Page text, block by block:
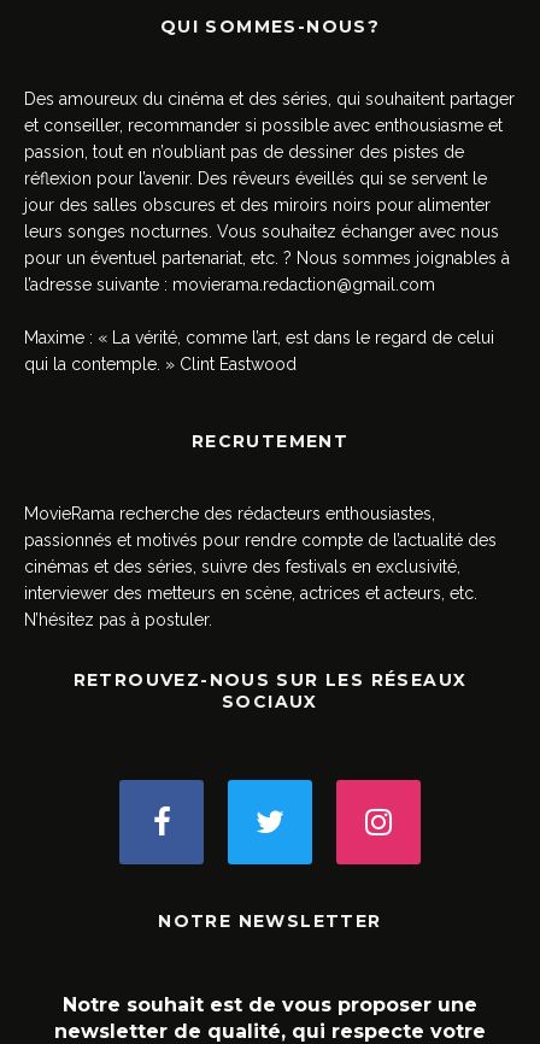
QUI SOMMES-NOUS?
Des amoureux du cinéma et des séries, qui souhaitent partager
et conseiller, recommander si possible avec enthousiasme et
passion, tout en n’oubliant pas de dessiner des pistes de
réflexion pour l’avenir. Des rêveurs éveillés qui se servent le
jour des salles obscures et des miroirs noirs pour alimenter
leurs songes nocturnes. Vous souhaitez échanger avec nous
pour un éventuel partenariat, etc. ? Nous sommes joignables à
l’adresse suivante : movierama.redaction@gmail.com
Maxime : « La vérité, comme l’art, est dans le regard de celui
qui la contemple. » Clint Eastwood
RECRUTEMENT
MovieRama recherche des rédacteurs enthousiastes,
passionnés et motivés pour rendre compte de l’actualité des
cinémas et des séries, suivre des festivals en exclusivité,
interviewer des metteurs en scène, actrices et acteurs, etc.
N’hésitez pas à postuler.
RETROUVEZ-NOUS SUR LES RÉSEAUX
SOCIAUX
NOTRE NEWSLETTER
Notre souhait est de vous proposer une
newsletter de qualité, qui respecte votre